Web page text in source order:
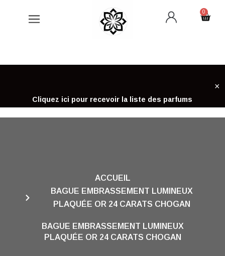
0
Cart
Cliquez ici pour recevoir la liste des parfums
×
ACCUEIL
BAGUE EMBRASSEMENT LUMINEUX
PLAQUÉE OR 24 CARATS CHOGAN
BAGUE EMBRASSEMENT LUMINEUX
PLAQUÉE OR 24 CARATS CHOGAN